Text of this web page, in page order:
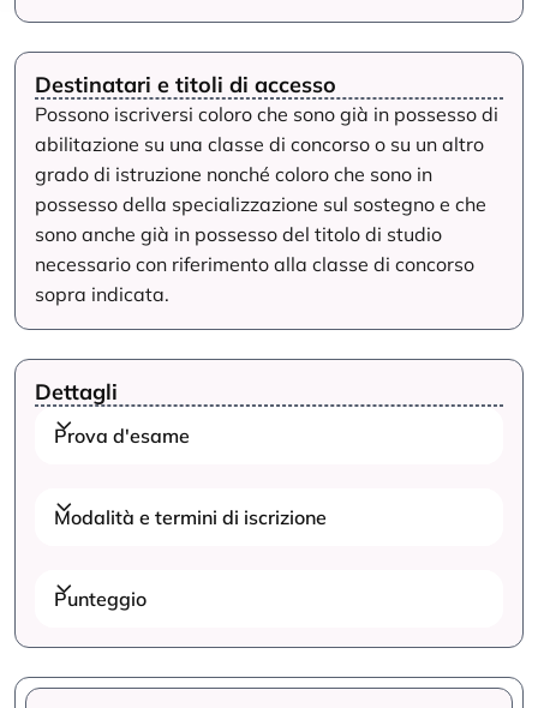
Destinatari e titoli di accesso
Possono iscriversi coloro che sono già in possesso di
abilitazione su una classe di concorso o su un altro
grado di istruzione nonché coloro che sono in
possesso della specializzazione sul sostegno e che
sono anche già in possesso del titolo di studio
necessario con riferimento alla classe di concorso
sopra indicata.
Dettagli
Prova d'esame
Modalità e termini di iscrizione
Punteggio